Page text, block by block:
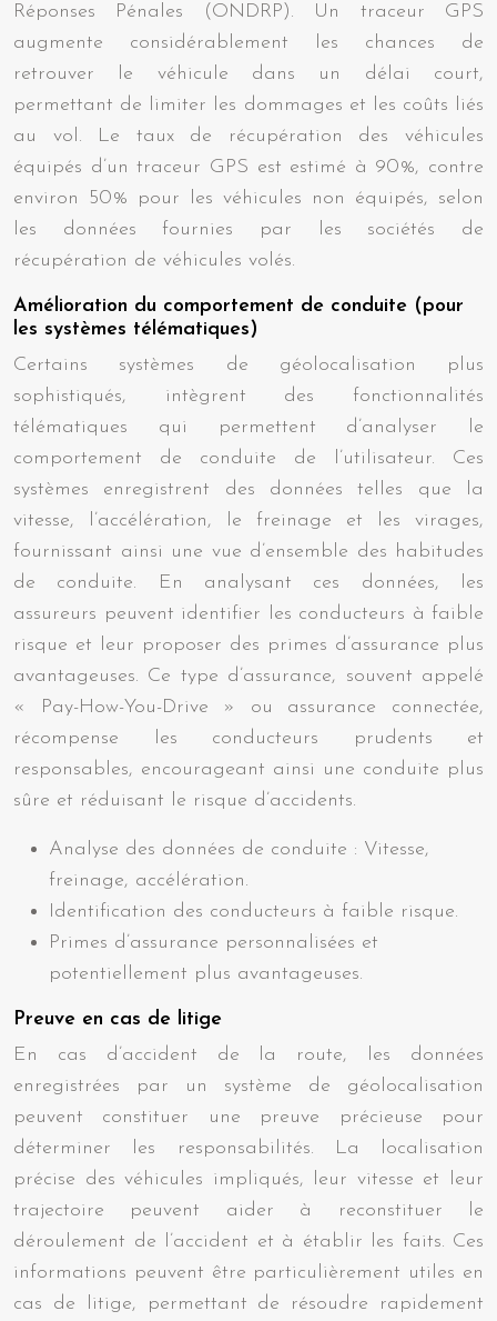
Réponses Pénales (ONDRP). Un traceur GPS
augmente considérablement les chances de
retrouver le véhicule dans un délai court,
permettant de limiter les dommages et les coûts liés
au vol. Le taux de récupération des véhicules
équipés d’un traceur GPS est estimé à 90%, contre
environ 50% pour les véhicules non équipés, selon
les données fournies par les sociétés de
récupération de véhicules volés.
Amélioration du comportement de conduite (pour
les systèmes télématiques)
Certains systèmes de géolocalisation plus
sophistiqués, intègrent des fonctionnalités
télématiques qui permettent d’analyser le
comportement de conduite de l’utilisateur. Ces
systèmes enregistrent des données telles que la
vitesse, l’accélération, le freinage et les virages,
fournissant ainsi une vue d’ensemble des habitudes
de conduite. En analysant ces données, les
assureurs peuvent identifier les conducteurs à faible
risque et leur proposer des primes d’assurance plus
avantageuses. Ce type d’assurance, souvent appelé
« Pay-How-You-Drive » ou assurance connectée,
récompense les conducteurs prudents et
responsables, encourageant ainsi une conduite plus
sûre et réduisant le risque d’accidents.
Analyse des données de conduite : Vitesse,
freinage, accélération.
Identification des conducteurs à faible risque.
Primes d’assurance personnalisées et
potentiellement plus avantageuses.
Preuve en cas de litige
En cas d’accident de la route, les données
enregistrées par un système de géolocalisation
peuvent constituer une preuve précieuse pour
déterminer les responsabilités. La localisation
précise des véhicules impliqués, leur vitesse et leur
trajectoire peuvent aider à reconstituer le
déroulement de l’accident et à établir les faits. Ces
informations peuvent être particulièrement utiles en
cas de litige, permettant de résoudre rapidement